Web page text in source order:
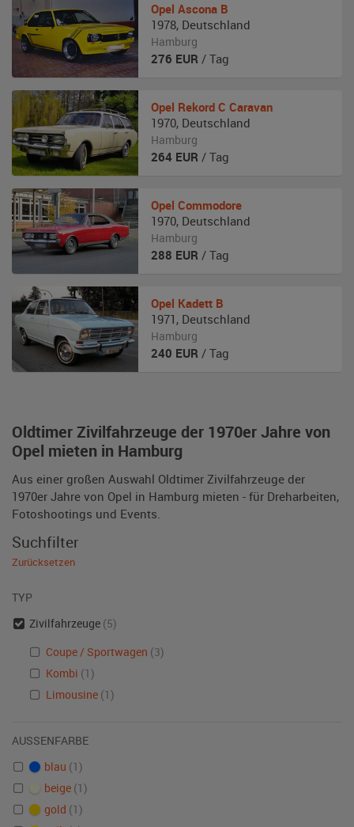
Oldtimer Zivilfahrzeuge der 1970er Jahre von
Opel mieten in Hamburg
Aus einer großen Auswahl Oldtimer Zivilfahrzeuge der
1970er Jahre von Opel in Hamburg mieten - für Dreharbeiten,
Fotoshootings und Events.
Opel Ascona B
1978, Deutschland
Hamburg
276 EUR / Tag
Opel Rekord C Caravan
1970, Deutschland
Hamburg
264 EUR / Tag
Opel Commodore
1970, Deutschland
Hamburg
288 EUR / Tag
Opel Kadett B
1971 , Deutschland
Hamburg
240 EUR / Tag
Suchfilter
Zurücksetzen
TYP
Zivilfahrzeuge (5)
Coupe / Sportwagen (3)
Kombi (1)
Limousine (1)
AUSSENFARBE
blau (1)
beige (1)
gold (1)